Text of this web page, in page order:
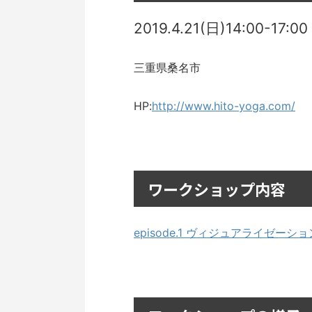
2019.4.21(日)14:00-17:00
三重県桑名市
HP:http://www.hito-yoga.com/
ワークショップ内容
episode.1 ヴィジュアライゼーシ